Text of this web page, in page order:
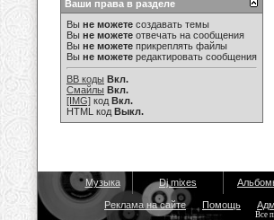
Ваши права в разделе
Вы не можете создавать темы
Вы не можете отвечать на сообщения
Вы не можете прикреплять файлы
Вы не можете редактировать сообщения
BB коды Вкл.
Смайлы Вкл.
[IMG] код Вкл.
HTML код Выкл.
Музыка Dj mixes
Реклама на сайте Помощь
Все